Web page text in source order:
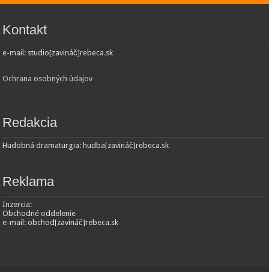
Kontakt
e-mail: studio[zavináč]rebeca.sk
Ochrana osobných údajov
Redakcia
Hudobná dramaturgia: hudba[zavináč]rebeca.sk
Reklama
Inzercia:
Obchodné oddelenie
e-mail: obchod[zavináč]rebeca.sk